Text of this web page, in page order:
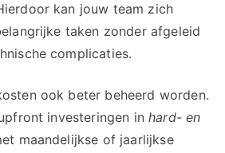
kan jouw team zich
taken zonder afgeleid
complicaties.
ook beter beheerd worden.
investeringen inhard- en
maandelijkse of jaarlijkse